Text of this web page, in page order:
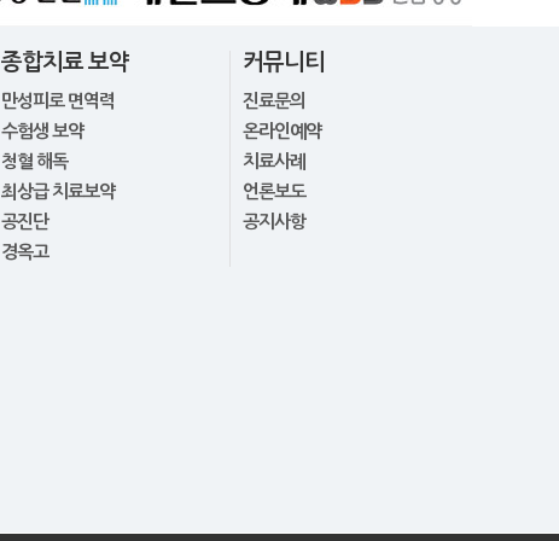
종합치료 보약
만성피로 면역력
수험생 보약
청혈 해독
최상급 치료보약
공진단
경옥고
커뮤니티
진료문의
온라인예약
치료사례
언론보도
공지사항